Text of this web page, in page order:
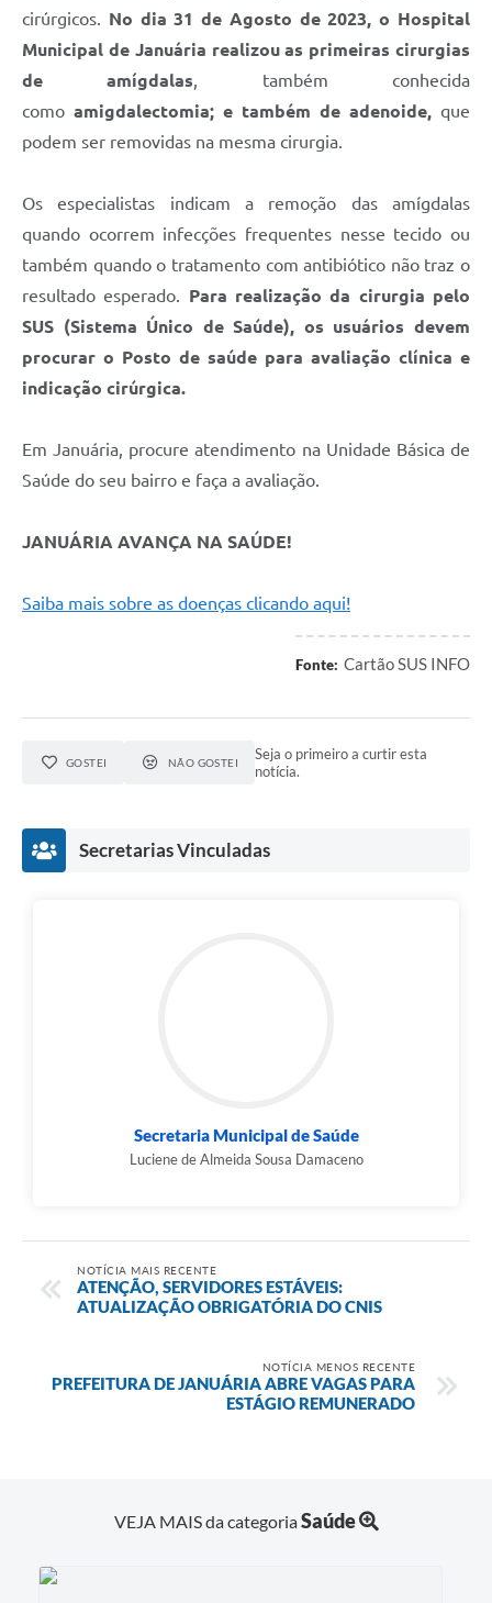
Serviços Online
Enquete
Contato
cirúrgicos. No dia 31 de Agosto de 2023, o Hospital
Municipal de Januária realizou as primeiras cirurgias
de amígdalas, também conhecida
como amigdalectomia; e também de adenoide, que
podem ser removidas na mesma cirurgia.
Os especialistas indicam a remoção das amígdalas
quando ocorrem infecções frequentes nesse tecido ou
também quando o tratamento com antibiótico não traz o
resultado esperado. Para realização da cirurgia pelo
SUS (Sistema Único de Saúde), os usuários devem
procurar o Posto de saúde para avaliação clínica e
indicação cirúrgica.
Em Januária, procure atendimento na Unidade Básica de
Saúde do seu bairro e faça a avaliação.
JANUÁRIA AVANÇA NA SAÚDE!
Saiba mais sobre as doenças clicando aqui!
Fonte: Cartão SUS INFO
GOSTEI NÃO GOSTEI
Seja o primeiro a curtir esta
notícia.
Secretarias Vinculadas
Secretaria Municipal de Saúde
Luciene de Almeida Sousa Damaceno
NOTÍCIA MAIS RECENTE
ATENÇÃO, SERVIDORES ESTÁVEIS:
ATUALIZAÇÃO OBRIGATÓRIA DO CNIS
NOTÍCIA MENOS RECENTE
PREFEITURA DE JANUÁRIA ABRE VAGAS PARA
ESTÁGIO REMUNERADO
VEJA MAIS da categoriaSaúde